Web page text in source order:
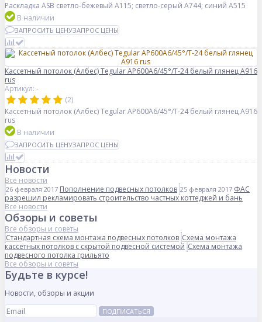
Раскладка ASB светло-бежевый А115; светло-серый А744; синий А515
В наличии
ЗАПРОСИТЬ ЦЕНУЗАПРОС ЦЕНЫ
Кассетный потолок (Албес) Tegular AP600A6/45°/Т-24 белый глянец A916
rus
Артикул: -
(2)
Кассетный потолок (Албес) Tegular AP600A6/45°/Т-24 белый глянец A916
rus
В наличии
ЗАПРОСИТЬ ЦЕНУЗАПРОС ЦЕНЫ
Новости
Все новости
26 февраля 2017 Пополнение подвесных потолков 25 февраля 2017 ФАС
разрешил рекламировать строительство частных коттеджей и бань
Все новости
Обзоры и советы
Все обзоры и советы
Стандартная схема монтажа подвесных потолков Схема монтажа
кассетных потолков с скрытой подвесной системой Схема монтажа
подвесного потолка грильято
Все обзоры и советы
Будьте в курсе!
Новости, обзоры и акции
ПОДПИСАТЬСЯ